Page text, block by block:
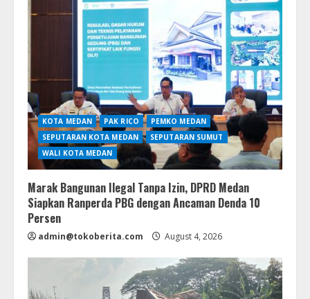
KOTA MEDAN PAK RICO
PEMKO MEDAN
SEPUTARAN KOTA MEDAN
SEPUTARAN SUMUT
WALI KOTA MEDAN
Marak Bangunan Ilegal Tanpa Izin, DPRD Medan
Siapkan Ranperda PBG dengan Ancaman Denda 10
Persen
admin@tokoberita.com August 4, 2026